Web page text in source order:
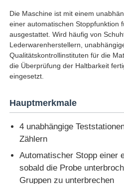
Qualitätskontrolle
Kontakt
Laborversuch-Ausrüstung
Universelle Testmaschine
Die Maschine ist mit einem
einer automatischen Stoppfunktion
ausgestattet. Wird häufig von
Lederwarenherstellern,
Qualitätskontrollinstituten für die
die Überprüfung der Haltbarkeit
eingesetzt.
Hauptmerkmale
4 unabhängige
Zählern
Automatischer Stopp einer
sobald die Probe
Gruppen zu unterbrechen